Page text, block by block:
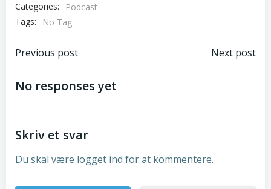
Categories:
Podcast
Tags:
No Tag
Post
navigation
Previous post Next post
No responses yet
Skriv et svar
Du skal være logget ind for at kommentere.